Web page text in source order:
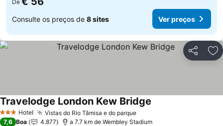
De
Consulte os preços de 8 sites Ver preços
Partilhar
3 EstrelasHotel Vistas do Rio Tâmisa e do parqueVer preços
Travelodge London Kew Bridge
7,6 Boa 4.877 a 7.7 km de Wembley Stadium